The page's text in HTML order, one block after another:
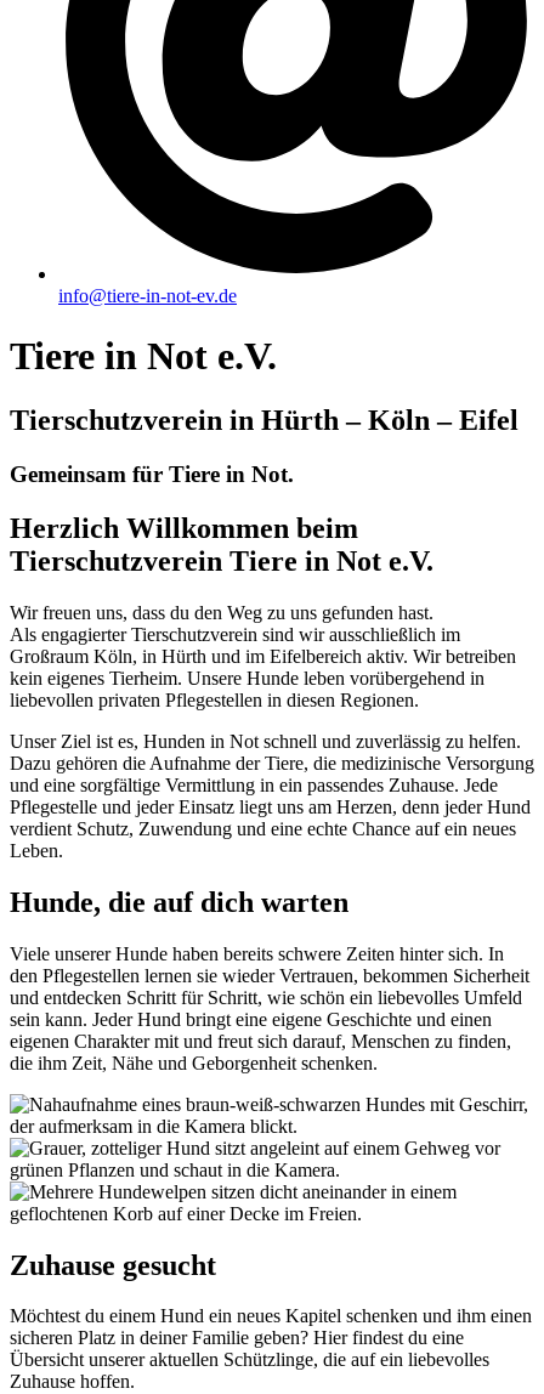
info@tiere-in-not-ev.de
Tiere in Not e.V.
Tierschutzverein in Hürth – Köln – Eifel
Gemeinsam für Tiere in Not.
Herzlich Willkommen beim
Tierschutzverein Tiere in Not e.V.
Wir freuen uns, dass du den Weg zu uns gefunden hast.
Als engagierter Tierschutzverein sind wir ausschließlich im
Großraum Köln, in Hürth und im Eifelbereich aktiv. Wir betreiben
kein eigenes Tierheim. Unsere Hunde leben vorübergehend in
liebevollen privaten Pflegestellen in diesen Regionen.
Unser Ziel ist es, Hunden in Not schnell und zuverlässig zu helfen.
Dazu gehören die Aufnahme der Tiere, die medizinische Versorgung
und eine sorgfältige Vermittlung in ein passendes Zuhause. Jede
Pflegestelle und jeder Einsatz liegt uns am Herzen, denn jeder Hund
verdient Schutz, Zuwendung und eine echte Chance auf ein neues
Leben.
Hunde, die auf dich warten
Viele unserer Hunde haben bereits schwere Zeiten hinter sich. In
den Pflegestellen lernen sie wieder Vertrauen, bekommen Sicherheit
und entdecken Schritt für Schritt, wie schön ein liebevolles Umfeld
sein kann. Jeder Hund bringt eine eigene Geschichte und einen
eigenen Charakter mit und freut sich darauf, Menschen zu finden,
die ihm Zeit, Nähe und Geborgenheit schenken.
Zuhause gesucht
Möchtest du einem Hund ein neues Kapitel schenken und ihm einen
sicheren Platz in deiner Familie geben? Hier findest du eine
Übersicht unserer aktuellen Schützlinge, die auf ein liebevolles
Zuhause hoffen.